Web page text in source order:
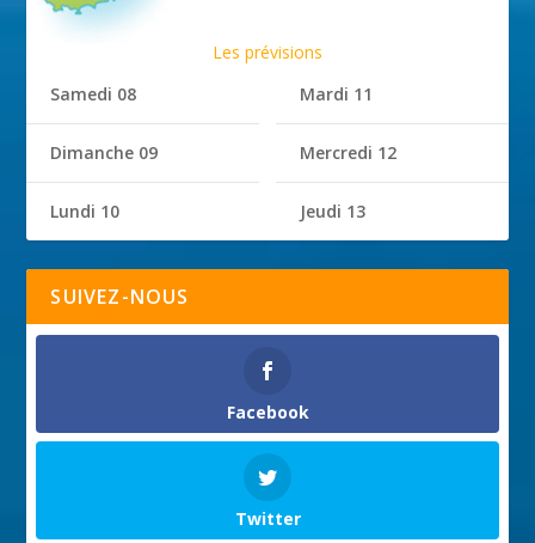
Les prévisions
Samedi 08
Dimanche 09
Lundi 10
Mardi 11
Mercredi 12
Jeudi 13
SUIVEZ-NOUS
Facebook
Twitter